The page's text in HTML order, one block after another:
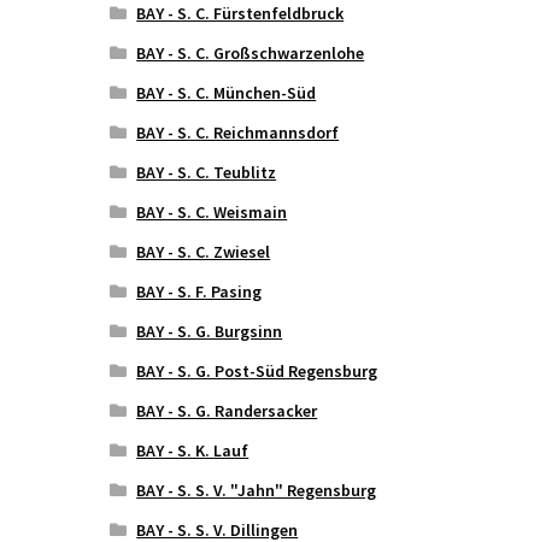
BAY - S. C. Fürstenfeldbruck
BAY - S. C. Großschwarzenlohe
BAY - S. C. München-Süd
BAY - S. C. Reichmannsdorf
BAY - S. C. Teublitz
BAY - S. C. Weismain
BAY - S. C. Zwiesel
BAY - S. F. Pasing
BAY - S. G. Burgsinn
BAY - S. G. Post-Süd Regensburg
BAY - S. G. Randersacker
BAY - S. K. Lauf
BAY - S. S. V. "Jahn" Regensburg
BAY - S. S. V. Dillingen